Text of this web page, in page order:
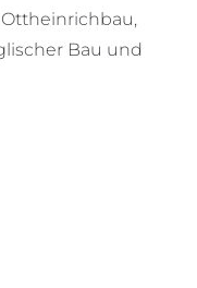
Bau und